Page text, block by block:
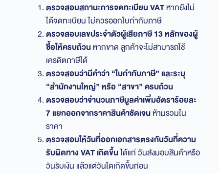
ตรวจสอบสถานะการจดทะเบียน VATหากยังไม่
ได้จดทะเบียน ไม่ควรออกใบกำกับภาษี
ตรวจสอบเลขประจำตัวผู้เสียภาษี 13 หลักของผู้
ซื้อให้ครบถ้วนหากขาด ลูกค้าจะไม่สามารถใช้
เครดิตภาษีได้
ตรวจสอบว่ามีคำว่า “ใบกำกับภาษี” และระบุ
“สำนักงานใหญ่” หรือ “สาขา” ครบถ้วน
ตรวจสอบว่าจำนวนภาษีมูลค่าเพิ่มอัตราร้อยละ
7 แยกออกจากราคาสินค้าชัดเจนห้ามรวมใน
ราคา
ตรวจสอบให้วันที่ออกเอกสารตรงกับวันที่ความ
รับผิดทาง VAT เกิดขึ้นได้แก่ วันส่งมอบสินค้าหรือ
วันรับเงิน แล้วแต่วันใดเกิดขึ้นก่อน